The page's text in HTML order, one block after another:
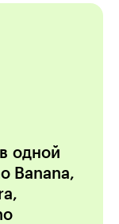
одной
Banana,